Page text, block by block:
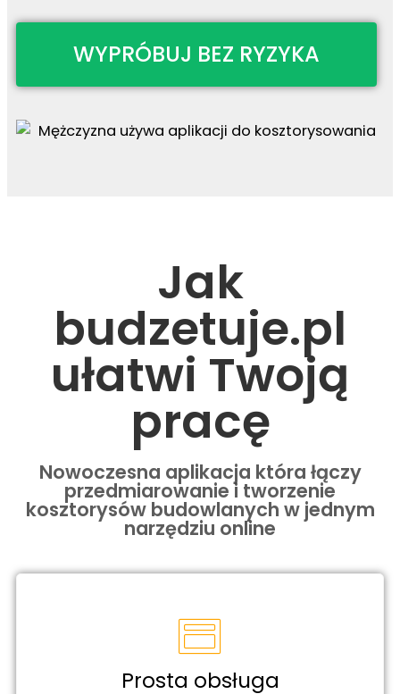
WYPRÓBUJ BEZ RYZYKA
Jak
budzetuje.pl
ułatwi Twoją
pracę
Nowoczesna aplikacja która łączy
przedmiarowanie i tworzenie
kosztorysów budowlanych w jednym
narzędziu online
Prosta obsługa